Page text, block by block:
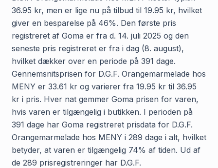
36.95 kr, men er lige nu på tilbud til 19.95 kr, hvilket
giver en besparelse på 46%. Den første pris
registreret af Goma er fra d. 14. juli 2025 og den
seneste pris registreret er fra i dag (8. august),
hvilket dækker over en periode på 391 dage.
Gennemsnitsprisen for D.G.F. Orangemarmelade hos
MENY er 33.61 kr og varierer fra 19.95 kr til 36.95
kr i pris. Hver nat gemmer Goma prisen for varen,
hvis varen er tilgængelig i butikken. I perioden på
391 dage har Goma registreret prisdata for D.G.F.
Orangemarmelade hos MENY i 289 dage i alt, hvilket
betyder, at varen er tilgængelig 74% af tiden. Ud af
de 289 prisregistreringer har D.G.F.